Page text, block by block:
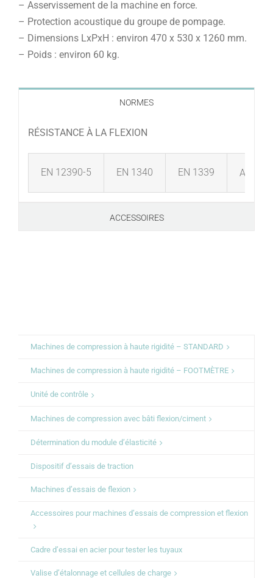
– Asservissement de la machine en force.
– Protection acoustique du groupe de pompage.
– Dimensions LxPxH : environ 470 x 530 x 1260 mm.
– Poids : environ 60 kg.
NORMES
RÉSISTANCE À LA FLEXION
EN 12390-5 EN 1340 EN 1339 ASTM
ACCESSOIRES
Machines de compression à haute rigidité – STANDARD
Machines de compression à haute rigidité – FOOTMÈTRE
Unité de contrôle
Machines de compression avec bâti flexion/ciment
Détermination du module d’élasticité
Dispositif d’essais de traction
Machines d’essais de flexion
Accessoires pour machines d’essais de compression et flexion
Cadre d’essai en acier pour tester les tuyaux
Valise d’étalonnage et cellules de charge